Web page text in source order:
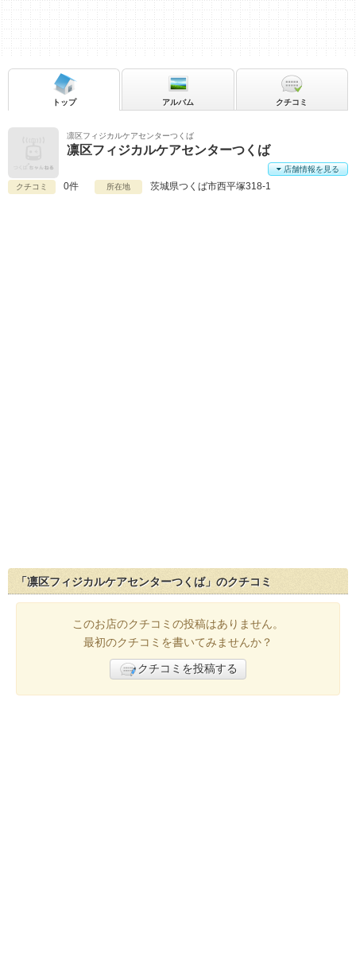
凛区フィジカルケアセンターつくば
凛区フィジカルケアセンターつくば
クチコミ 0件 所在地 茨城県つくば市西平塚318-1
店舗情報を見る
トップ アルバム クチコミ
「凛区フィジカルケアセンターつくば」のクチコミ
このお店のクチコミの投稿はありません。
最初のクチコミを書いてみませんか？
クチコミを投稿する